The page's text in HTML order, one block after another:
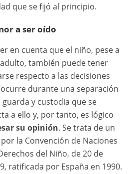
que se fijó al principio.
a ser oído
en cuenta que el niño, pese a
también puede tener
respecto a las decisiones
durante una separación
y custodia que se
a ello y, por tanto, es lógico
su opinión. Se trata de un
la Convención de Naciones
del Niño, de 20 de
ratificada por España en 1990.